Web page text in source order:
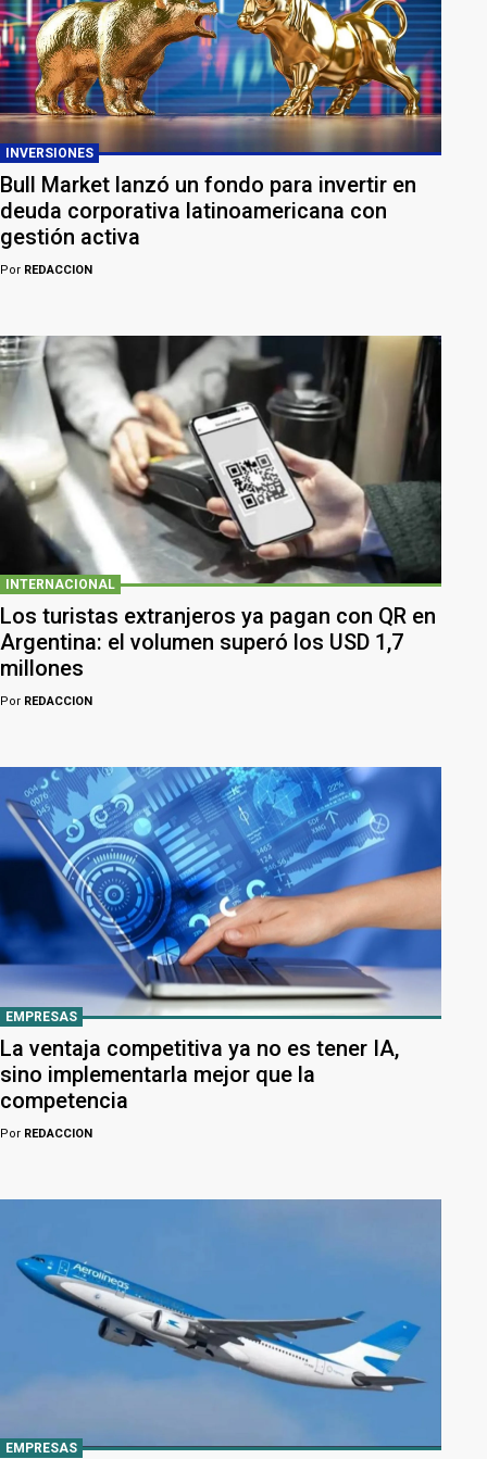
INVERSIONES
Bull Market lanzó un fondo para invertir en
deuda corporativa latinoamericana con
gestión activa
Por REDACCION
INTERNACIONAL
Los turistas extranjeros ya pagan con QR en
Argentina: el volumen superó los USD 1,7
millones
Por REDACCION
EMPRESAS
La ventaja competitiva ya no es tener IA,
sino implementarla mejor que la
competencia
Por REDACCION
EMPRESAS